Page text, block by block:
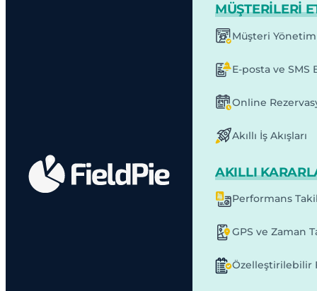
MÜŞTERILERI
Müşteri
E-posta ve
Online
Akıllı İş Akışları
AKILLI
Performans
GPS ve Zaman
Özelleştirilebilir